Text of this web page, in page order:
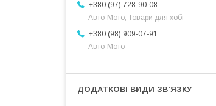
+380 (97) 728-90-08
Авто-Мото, Товари для хобі
+380 (98) 909-07-91
Авто-Мото